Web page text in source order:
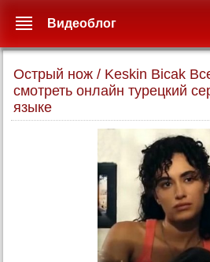
Острый нож / Keskin Bicak
смотреть онлайн турецкий
языке
Видеоблог